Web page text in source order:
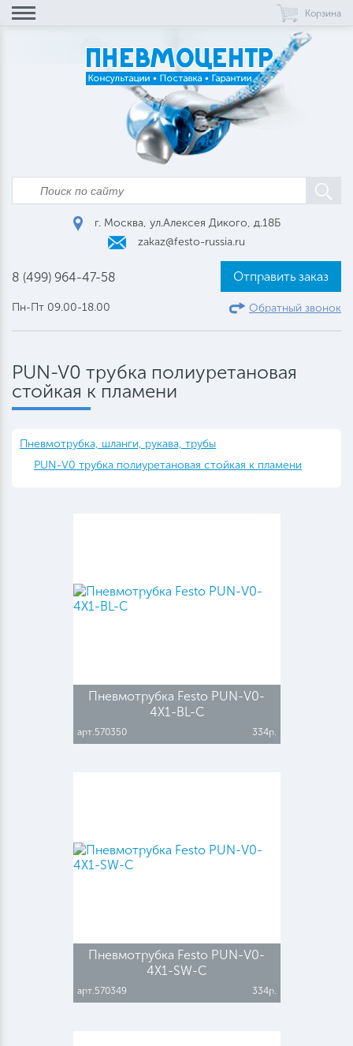
Корзина
г. Москва, ул.Алексея Дикого, д.18Б
zakaz@festo-russia.ru
8 (499) 964-47-58
Пн-Пт 09.00-18.00
Отправить заказ
Обратный звонок
PUN-V0 трубка полиуретановая
стойкая к пламени
Пневмотрубка, шланги, рукава, трубы
PUN-V0 трубка полиуретановая стойкая к пламени
Пневмотрубка Festo PUN-V0-
4X1-BL-C
арт.570350 334р.
Пневмотрубка Festo PUN-V0-
4X1-SW-C
арт.570349 334р.